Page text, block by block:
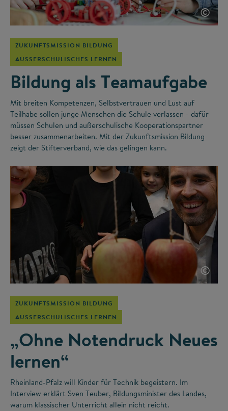
©
ZUKUNFTSMISSION BILDUNG
AUSSERSCHULISCHES LERNEN
Bildung als Teamaufgabe
Mit breiten Kompetenzen, Selbstvertrauen und Lust auf
Teilhabe sollen junge Menschen die Schule verlassen - dafür
müssen Schulen und außerschulische Kooperationspartner
besser zusammenarbeiten. Mit der Zukunftsmission Bildung
zeigt der Stifterverband, wie das gelingen kann.
©
ZUKUNFTSMISSION BILDUNG
AUSSERSCHULISCHES LERNEN
„Ohne Notendruck Neues
lernen“
Rheinland-Pfalz will Kinder für Technik begeistern. Im
Interview erklärt Sven Teuber, Bildungsminister des Landes,
warum klassischer Unterricht allein nicht reicht.